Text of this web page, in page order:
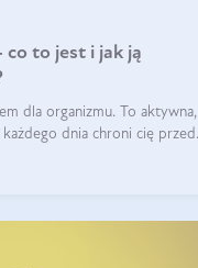
to jest i jak ją
dla organizmu. To aktywna,
dnia chroni cię przed
elementów jest